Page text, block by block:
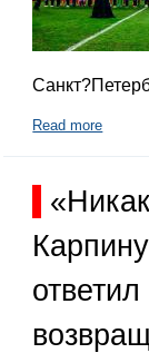
Read more